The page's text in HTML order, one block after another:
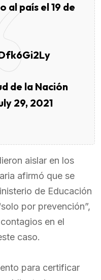
al país el 19 de
de la Nación
29, 2021
aislar en los
afirmó que se
de Educación
por prevención”,
en el
caso.
para certificar